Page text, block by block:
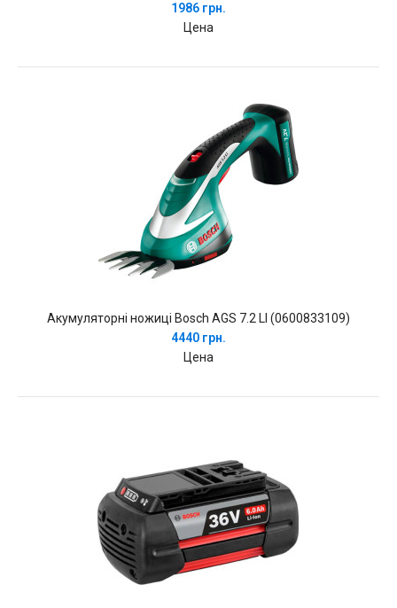
1986 грн.
Цена
Акумуляторні ножиці Bosch AGS 7.2 LI (0600833109)
4440 грн.
Цена